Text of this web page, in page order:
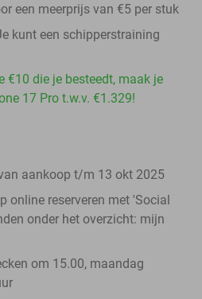
een meerprijs van €5 per stuk
kunt een schipperstraining
€10 die je besteedt, maak je
17 Pro t.w.v. €1.329!
aankoop t/m 13 okt 2025
online reserveren met 'Social
onder het overzicht: mijn
om 15.00, maandag